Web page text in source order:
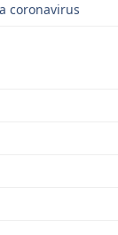
coronavirus